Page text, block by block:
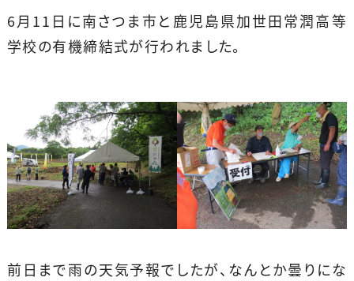
6月11日に南さつま市と鹿児島県加世田常潤高等
学校の有機締結式が行われました。
前日まで雨の天気予報でしたが、なんとか曇りにな